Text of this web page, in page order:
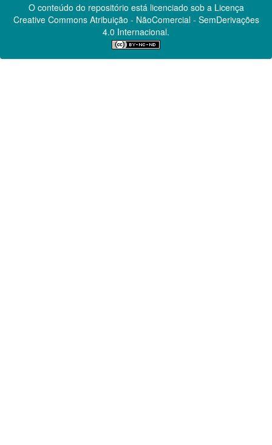
O conteúdo do repositório está licenciado sob a Licença
Creative CommonsAtribuição - NãoComercial - SemDerivações
4.0 Internacional.